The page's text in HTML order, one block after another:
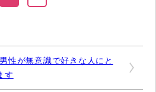
性が無意識で好きな人にと
す